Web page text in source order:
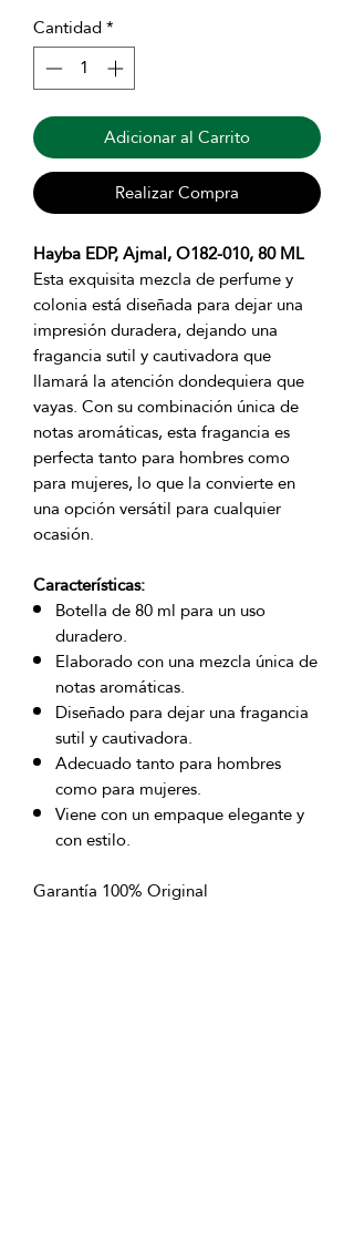
Cantidad*
Adicionar al Carrito
Realizar Compra
Hayba EDP, Ajmal, O182-010, 80 ML
Esta exquisita mezcla de perfume y
colonia está diseñada para dejar una
impresión duradera, dejando una
fragancia sutil y cautivadora que
llamará la atención dondequiera que
vayas. Con su combinación única de
notas aromáticas, esta fragancia es
perfecta tanto para hombres como
para mujeres, lo que la convierte en
una opción versátil para cualquier
ocasión.
Características:
Botella de 80 ml para un uso
duradero.
Elaborado con una mezcla única de
notas aromáticas.
Diseñado para dejar una fragancia
sutil y cautivadora.
Adecuado tanto para hombres
como para mujeres.
Viene con un empaque elegante y
con estilo.
Garantía 100% Original